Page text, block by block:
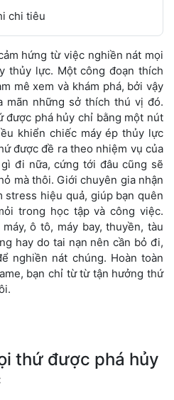
chi tiêu
hứng từ việc nghiền nát mọi
thủy lực. Một công đoạn thích
mê xem và khám phá, bởi vậy
mãn những sở thích thú vị đó.
được phá hủy chỉ bằng một nút
khiển chiếc máy ép thủy lực
được đề ra theo nhiệm vụ của
đi nữa, cứng tới đâu cũng sẽ
mà thôi. Giới chuyên gia nhận
stress hiệu quả, giúp bạn quên
trong học tập và công việc.
ô tô, máy bay, thuyền, tàu
hay do tai nạn nên cần bỏ đi,
nghiền nát chúng. Hoàn toàn
bạn chỉ từ từ tận hưởng thứ
thứ được phá hủy